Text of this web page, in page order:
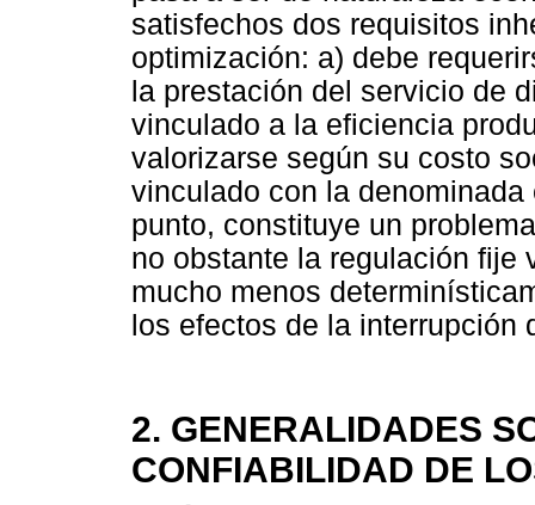
satisfechos dos requisitos
optimización: a) debe
la prestación del servicio de
vinculado a la eficiencia
valorizarse según su costo
vinculado con la
punto, constituye un
no obstante la regulación fije
mucho menos
los efectos de la interrupción
2. GENERALIDADES
CONFIABILIDAD DE